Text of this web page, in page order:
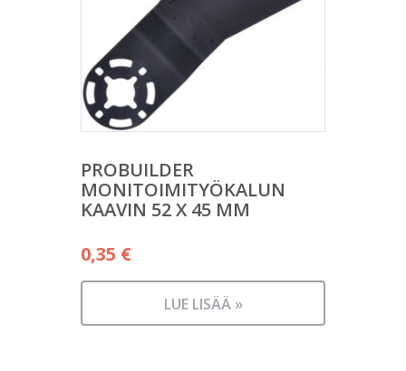
PROBUILDER
MONITOIMITYÖKALUN
KAAVIN 52 X 45 MM
0,35 €
LUE LISÄÄ »